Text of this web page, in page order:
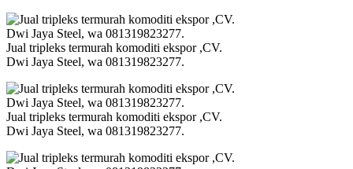
Jual tripleks termurah komoditi ekspor ,CV.
Dwi Jaya Steel, wa 081319823277.
Jual tripleks termurah komoditi ekspor ,CV.
Dwi Jaya Steel, wa 081319823277.